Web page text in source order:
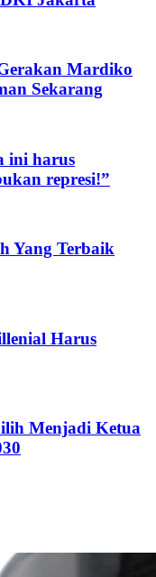
Mardiko
Sekarang
ini harus
represi!”
Yang Terbaik
Harus
Menjadi Ketua